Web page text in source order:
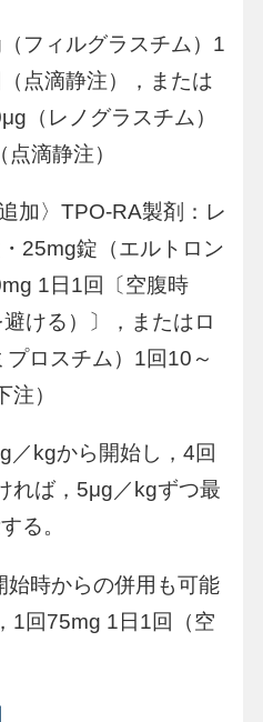
フィルグラスチム）1
点滴静注），または
（レノグラスチム）
滴静注）
加〉TPO-RA製剤：レ
25mg錠（エルトロン
1日1回〔空腹時
避ける）〕，またはロ
ロスチム）1回10～
）
／kgから開始し，4回
れば，5μg／kgずつ最
る。
始時からの併用も可能
1回75mg 1日1回（空